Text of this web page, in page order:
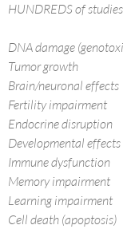
HUNDREDS of
DNA damage
Tumor growth
Brain/neuronal effects
Fertility impairment
Endocrine disruption
Developmental effects
Immune dysfunction
Memory impairment
Learning impairment
Cell death (apoptosis)